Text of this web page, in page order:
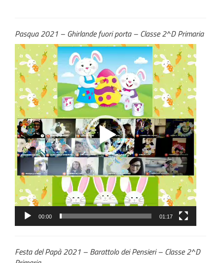
Pasqua 2021 – Ghirlande fuori porta – Classe 2^D Primaria
Video
Player
00:00 01:17
Festa del Papà 2021 – Barattolo dei Pensieri – Classe 2^D